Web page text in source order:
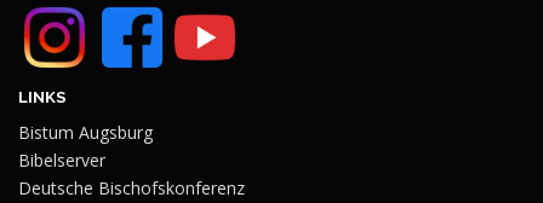
LINKS
Bistum Augsburg
Bibelserver
Deutsche Bischofskonferenz